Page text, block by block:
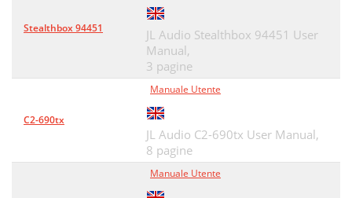
Stealthbox 94451
JL Audio Stealthbox 94451 User
Manual,
3 pagine
C2-690tx
Manuale Utente
JL Audio C2-690tx User Manual,
8 pagine
Manuale Utente